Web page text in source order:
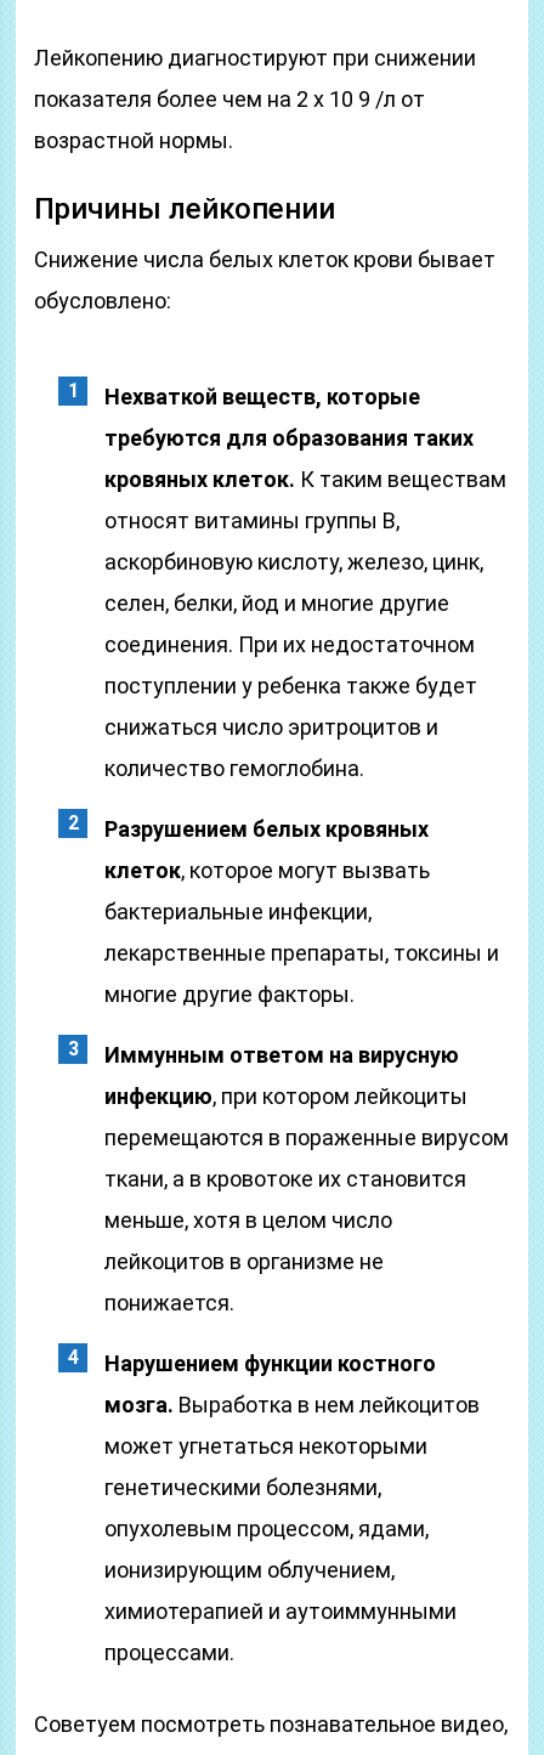
Лейкопению диагностируют при снижении
показателя более чем на 2 х 10 9 /л от
возрастной нормы.
Причины лейкопении
Снижение числа белых клеток крови бывает
обусловлено:
Нехваткой веществ, которые
требуются для образования таких
кровяных клеток. К таким веществам
относят витамины группы В,
аскорбиновую кислоту, железо, цинк,
селен, белки, йод и многие другие
соединения. При их недостаточном
поступлении у ребенка также будет
снижаться число эритроцитов и
количество гемоглобина.
Разрушением белых кровяных
клеток, которое могут вызвать
бактериальные инфекции,
лекарственные препараты, токсины и
многие другие факторы.
Иммунным ответом на вирусную
инфекцию, при котором лейкоциты
перемещаются в пораженные вирусом
ткани, а в кровотоке их становится
меньше, хотя в целом число
лейкоцитов в организме не
понижается.
Нарушением функции костного
мозга. Выработка в нем лейкоцитов
может угнетаться некоторыми
генетическими болезнями,
опухолевым процессом, ядами,
ионизирующим облучением,
химиотерапией и аутоиммунными
процессами.
Советуем посмотреть познавательное видео,